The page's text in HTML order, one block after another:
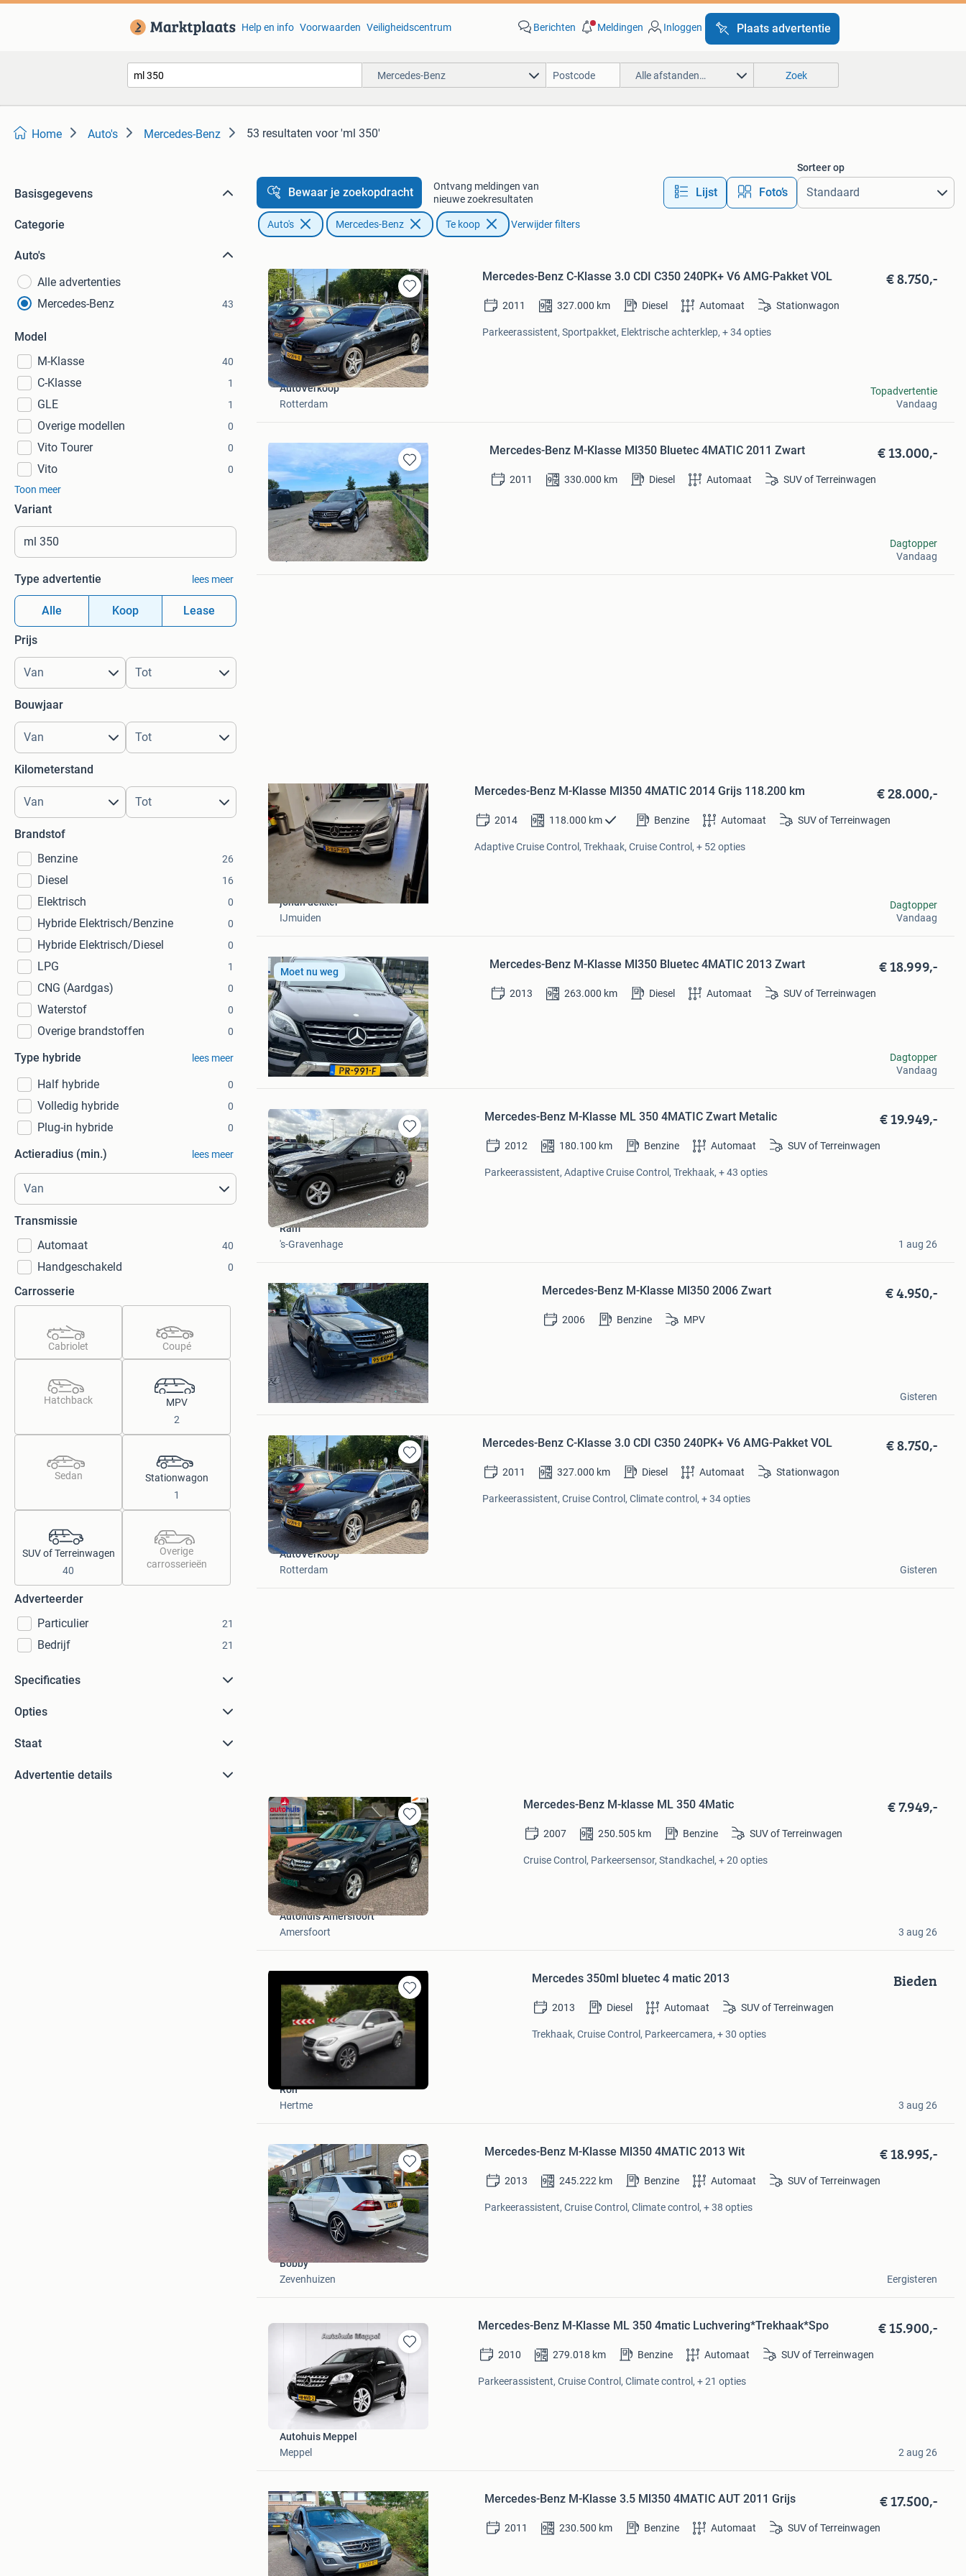
Help en info Voorwaarden Veiligheidscentrum Berichten Meldingen Inloggen Plaats advertentie
Mercedes-Benz Alle afstanden… Zoek
Home Auto's Mercedes-Benz 53 resultaten voor 'ml 350'
Basisgegevens
Categorie
Auto's
Alle advertenties
Mercedes-Benz
43
Model
M-Klasse
40
C-Klasse 1
GLE 1
Overige modellen 0
Vito Tourer 0
Vito
0
Toon meer
Variant
Type advertentie lees meer
Alle Koop Lease
Prijs
Bouwjaar
Kilometerstand
Brandstof
Benzine
26
Diesel 16
Elektrisch 0
Hybride Elektrisch/Benzine 0
Hybride Elektrisch/Diesel 0
LPG 1
CNG (Aardgas) 0
Waterstof 0
Overige brandstoffen 0
Type hybride lees meer
Half hybride 0
Volledig hybride 0
Plug-in hybride 0
Actieradius (min.) lees meer
Transmissie
Automaat
40
Handgeschakeld 0
Carrosserie
Cabriolet Coupé
Hatchback
MPV
2
Sedan
Stationwagon
1
SUV of Terreinwagen
40
Overige
carrosserieën
Adverteerder
Particulier
21
Bedrijf 21
Specificaties
Opties
Staat
Advertentie details
Bewaar je zoekopdracht
Ontvang meldingen van
nieuwe zoekresultaten
Lijst Foto’s
Sorteer op
Auto's Mercedes-Benz Te koop Verwijder filters
Bewaren
in
Mijn
Favorieten
Mercedes-Benz C-Klasse 3.0 CDI C350 240PK+ V6 AMG-Pakket VOL € 8.750,-
2011 327.000 km Diesel Automaat Stationwagon
Parkeerassistent, Sportpakket, Elektrische achterklep, + 34 opties
AutoVerkoop
Rotterdam
Topadvertentie
Vandaag
Bewaren
in
Mijn
Favorieten
Mercedes-Benz M-Klasse Ml350 Bluetec 4MATIC 2011 Zwart € 13.000,-
2011 330.000 km Diesel Automaat SUV of Terreinwagen
van der Gun
Spier
Dagtopper
Vandaag
Mijn
Favorieten
Mercedes-Benz M-Klasse Ml350 4MATIC 2014 Grijs 118.200 km € 28.000,-
2014 118.000 km Benzine Automaat SUV of Terreinwagen
Adaptive Cruise Control, Trekhaak, Cruise Control, + 52 opties
johan dekker
IJmuiden
Dagtopper
Vandaag
Mijn
Favorieten
Moet nu weg
Mercedes-Benz M-Klasse Ml350 Bluetec 4MATIC 2013 Zwart € 18.999,-
2013 263.000 km Diesel Automaat SUV of Terreinwagen
henk
Utrecht
Dagtopper
Vandaag
Bewaren
in
Mijn
Favorieten
Mercedes-Benz M-Klasse ML 350 4MATIC Zwart Metalic € 19.949,-
2012 180.100 km Benzine Automaat SUV of Terreinwagen
Parkeerassistent, Adaptive Cruise Control, Trekhaak, + 43 opties
Ram
's-Gravenhage
1 aug 26
Mijn
Favorieten
Mercedes-Benz M-Klasse Ml350 2006 Zwart € 4.950,-
2006 Benzine MPV
E.C.Ö
Apeldoorn
Gisteren
Bewaren
in
Mijn
Favorieten
Mercedes-Benz C-Klasse 3.0 CDI C350 240PK+ V6 AMG-Pakket VOL € 8.750,-
2011 327.000 km Diesel Automaat Stationwagon
Parkeerassistent, Cruise Control, Climate control, + 34 opties
AutoVerkoop
Rotterdam
Gisteren
Bewaren
in
Mijn
Favorieten
Mercedes-Benz M-klasse ML 350 4Matic € 7.949,-
2007 250.505 km Benzine SUV of Terreinwagen
Cruise Control, Parkeersensor, Standkachel, + 20 opties
Autohuis Amersfoort
Amersfoort
3 aug 26
Bewaren
in
Mijn
Favorieten
Mercedes 350ml bluetec 4 matic 2013 Bieden
2013 Diesel Automaat SUV of Terreinwagen
Trekhaak, Cruise Control, Parkeercamera, + 30 opties
Ron
Hertme
3 aug 26
Bewaren
in
Mijn
Favorieten
Mercedes-Benz M-Klasse Ml350 4MATIC 2013 Wit € 18.995,-
2013 245.222 km Benzine Automaat SUV of Terreinwagen
Parkeerassistent, Cruise Control, Climate control, + 38 opties
Bobby
Zevenhuizen
Eergisteren
Bewaren
in
Mijn
Favorieten
Mercedes-Benz M-Klasse ML 350 4matic Luchvering*Trekhaak*Spo € 15.900,-
2010 279.018 km Benzine Automaat SUV of Terreinwagen
Parkeerassistent, Cruise Control, Climate control, + 21 opties
Autohuis Meppel
Meppel
2 aug 26
Mijn
Favorieten
Mercedes-Benz M-Klasse 3.5 Ml350 4MATIC AUT 2011 Grijs € 17.500,-
2011 230.500 km Benzine Automaat SUV of Terreinwagen